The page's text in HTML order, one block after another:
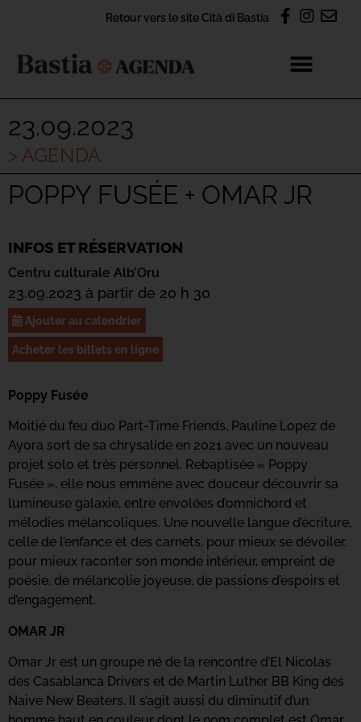
Retour vers le site Cità di Bastia
23.09.2023
> AGENDA
POPPY FUSÉE + OMAR JR
INFOS ET RÉSERVATION
Centru culturale Alb’Oru
23.09.2023 à partir de 20 h 30
Ajouter au calendrier
Acheter les billets en ligne
Poppy Fusée
Moitié du feu duo Part-Time Friends, Pauline Lopez de
Ayora sort de sa chrysalide en 2021 avec un nouveau
projet solo et très personnel. Rebaptisée « Poppy
Fusée », elle nous emmène avec douceur découvrir sa
lumineuse galaxie, entre envolées d’omnichord et
mélodies mélancoliques. Une nouvelle langue d’écriture,
celle de l’enfance et des carnets, pour mieux se dévoiler,
pour mieux raconter son monde intérieur, empreint de
poésie, de mélancolie joyeuse, de passions d’espoirs et
d’engagement.
OMAR JR
Omar Jr est un groupe né de la rencontre d’El Nicolas
des Casablanca Drivers et de Martin Luther BB King des
Naive New Beaters. Il s’agit aussi du diminutif d’un